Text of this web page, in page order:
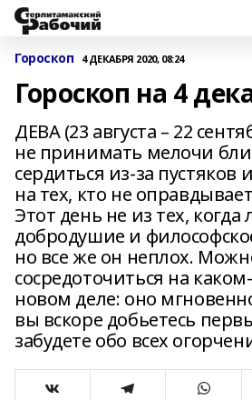
Гороскоп 4 ДЕКАБРЯ 2020, 08:24
Гороскоп на 4
ДЕВА (23 августа – 22
не принимать мелочи
сердиться из-за пустяков
на тех, кто не
Этот день не из тех, когда
добродушие и
но все же он неплох.
сосредоточиться на
новом деле: оно
вы вскоре добьетесь
забудете обо всех